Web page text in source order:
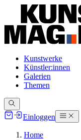
Kunstwerke
Künstler:innen
Galerien
Themen
Einloggen
Home